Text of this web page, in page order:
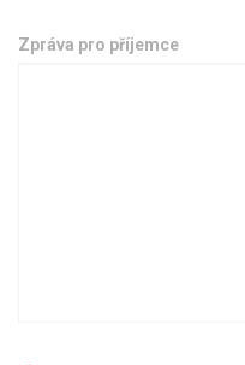
Zpráva pro příjemce